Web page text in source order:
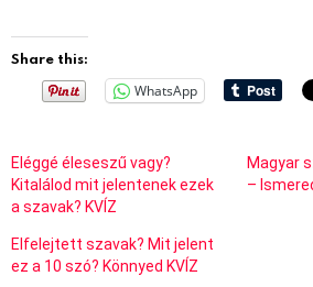
Share this:
WhatsApp
Eléggé éleseszű vagy?
Kitalálod mit jelentenek ezek
a szavak? KVÍZ
Magyar
–
Elfelejtett szavak? Mit jelent
ez a 10 szó? Könnyed KVÍZ